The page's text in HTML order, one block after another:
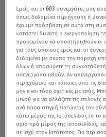
Παρασκευή 7 Αυγούστου
27.11.21, 16:38 ΕΛΛΑΔΑ
TAGS: ΚΟΡΩΝΟΪΟΣ
Εμείς και οι603 συνεργάτες μας
όπως δεδομένα περιήγησης ή
έχουμε πρόσβαση σε αυτά στη
καταστεί δυνατή η ενεργοποίηση
προκειμένου να υποστηριχθούν οι
για τους οποίους εμείς και οι
δεδομένα με σκοπό την παροχή
όλων ή αποσύρετε τη συγκατάθεσή
απενεργοποιηθούν. Αν
περιεχόμενο και κάποιες από τις
μην είναι τόσο σχετικές με εσάς.
μενού για να αλλάξετε τις
ανά πάσα στιγμή πατώντας τον
κάτω μέρος της ιστοσελίδας [ή το
αριστερό μέρος της ιστοσελίδας,
σε ισχύ στον Ιστότοπος. Για